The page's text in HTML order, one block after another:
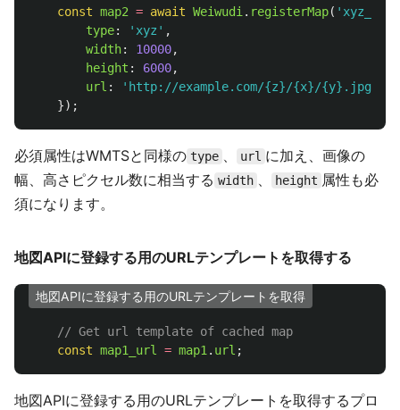
const map2 = await Weiwudi . registerMap( ' xyz_map
type: ' xyz ' ,
width: 10000,
height : 6000,
url : ' http://example.com/{z}/{x}/{y}.jpg
});
必須属性はWMTSと同様の type 、 url に加え、画像の
幅、高さピクセル数に相当する width 、 height 属性も必
須になります。
地図APIに登録する用のURLテンプレートを取得する
地図APIに登録する用のURLテンプレートを取得
// Get url template of cached map
const map1_url = map1 . url ;
地図APIに登録する用のURLテンプレートを取得するプロ